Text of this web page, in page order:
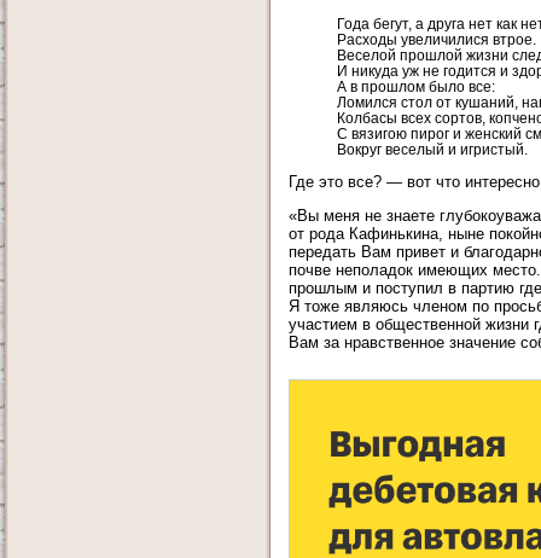
Года бегут, а друга нет как
Расходы увеличилися втрое.
Веселой прошлой жизни
И никуда уж не годится и
А в прошлом было все:
Ломился стол от кушаний,
Колбасы всех сортов,
С вязигою пирог и женский
Вокруг веселый и игристый.
Где это все? — вот что
«Вы меня не знаете
от рода Кафинькина, ныне
передать Вам привет и
почве неполадок имеющих
прошлым и поступил в партию
Я тоже являюсь членом по
участием в общественной жизни
Вам за нравственное значение